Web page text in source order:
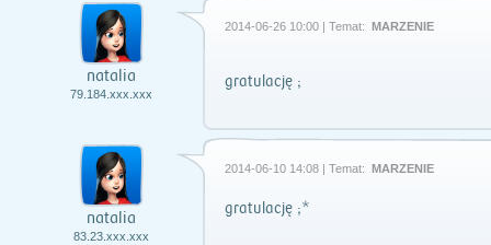
natalia
79.184.xxx.xxx
2014-06-26 10:00 | Temat: MARZENIE
gratulację ;
natalia
83.23.xxx.xxx
2014-06-10 14:08 | Temat: MARZENIE
gratulację ;*